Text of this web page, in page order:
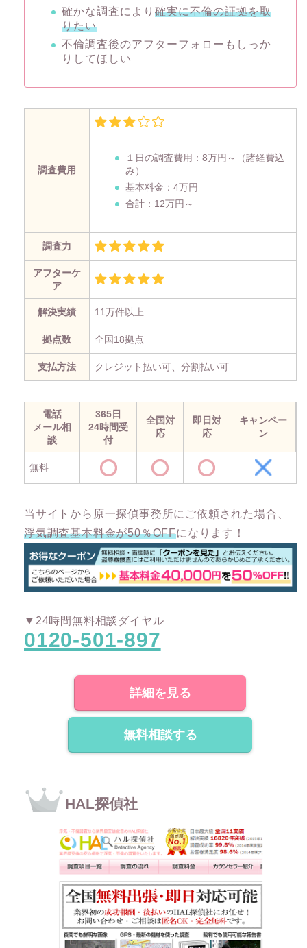
確かな調査により 確実に不倫の証拠を取
りたい
不倫調査後のアフターフォローもしっか
りしてほしい
調査費用
１日の調査費用： 8万円～
（諸経費込
み）
基本料金：4万円
合計：12万円～
調査力
アフターケ
ア
解決実績 11万件以上
拠点数 全国18拠点
支払方法 クレジット払い可、分割払い可
電話
メール相
談
365日
24時間受
付
全国対
応
即日対
応
キャンペー
ン
無料
当サイトから原一探偵事務所にご依頼された場合、
浮気調査基本料金が50％OFFになります！
▼24時間無料相談ダイヤル
0120-501-897
詳細を見る
無料相談する
HAL探偵社